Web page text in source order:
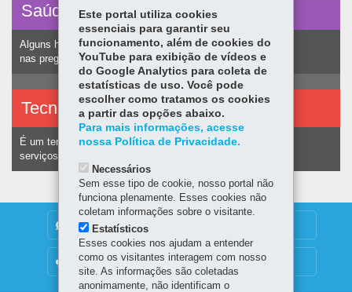
Saúde vocal
Alguns hábitos humanos podem ocasionar nódulos
nas pregas vocais e consequentemente alteração na voz.
Tecnologias assistivas
É um termo utilizado para identificar recursos e
serviços voltados a pessoas com deficiência.
DENUNCIE CORRUPÇÃO
OUVIDORIA
Este portal utiliza cookies
essenciais para garantir seu
funcionamento, além de cookies do
YouTube para exibição de vídeos e
do Google Analytics para coleta de
estatísticas de uso. Você pode
escolher como tratamos os cookies
a partir das opções abaixo.
Para mais informações, acesse
nossa Política de Privacidade.
Necessários
Sem esse tipo de cookie, nosso portal não
funciona plenamente. Esses cookies não
coletam informações sobre o visitante.
Estatísticos
Esses cookies nos ajudam a entender
como os visitantes interagem com nosso
site. As informações são coletadas
anonimamente, não identificam o